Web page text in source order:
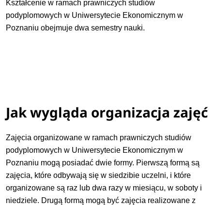
Kształcenie w ramach prawniczych studiów
podyplomowych w Uniwersytecie Ekonomicznym w
Poznaniu obejmuje dwa semestry nauki.
Jak wygląda organizacja zajęć
Zajęcia organizowane w ramach prawniczych studiów
podyplomowych w Uniwersytecie Ekonomicznym w
Poznaniu mogą posiadać dwie formy. Pierwszą formą są
zajęcia, które odbywają się w siedzibie uczelni, i które
organizowane są raz lub dwa razy w miesiącu, w soboty i
niedziele. Drugą formą mogą być zajęcia realizowane z